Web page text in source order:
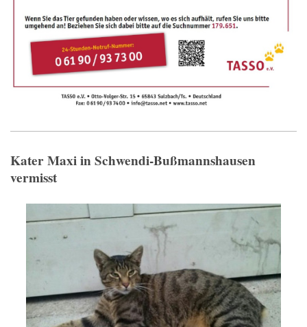
Kater Maxi in Schwendi-Bußmannshausen
vermisst